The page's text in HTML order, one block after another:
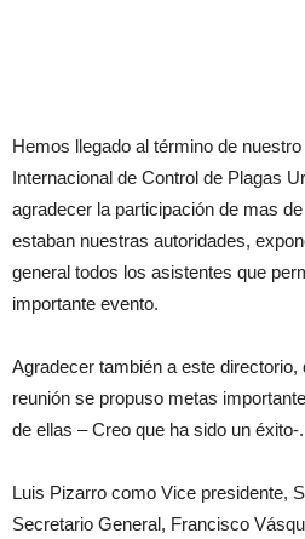
Hemos llegado al término de
Internacional de Control de Plagas
agradecer la participación de mas
estaban nuestras autoridades,
general todos los asistentes que
importante evento.
Agradecer también a este
reunión se propuso metas
de ellas – Creo que ha sido un éxito-.
Luis Pizarro como Vice presidente,
Secretario General, Francisco